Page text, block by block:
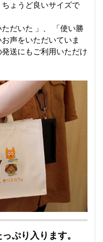
ょうど良いサイズで
だいた 」、 「使い勝
声をいただいていま
送にもご利用いただけ
ぷり入ります。